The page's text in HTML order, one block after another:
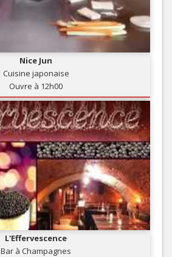
Nice Jun
Cuisine japonaise
Ouvre à 12h00
L'Effervescence
Bar à Champagnes